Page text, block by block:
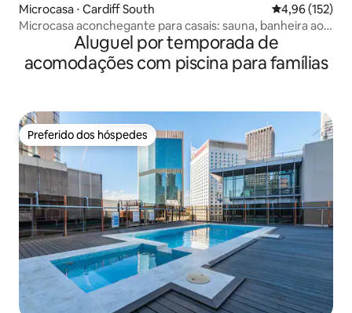
Microcasa ⋅ Cardiff South 4,96 de uma
4,96 (152)
Microcasa aconchegante para casais: sauna, banheira ao
ar livre, fogueiraAluguel por temporada de
acomodações com piscina para famílias
Preferido dos hóspedes
Preferido dos hóspedes